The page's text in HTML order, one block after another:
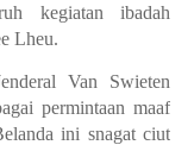
kegiatan ibadah
Lheu.
Van Swieten
permintaan maaf
ini snagat ciut